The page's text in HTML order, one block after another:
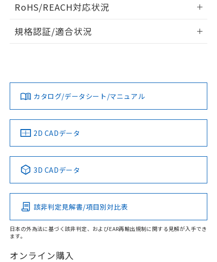
ドすることができます。
ログイン/会員登録
ダウンロードデータをご利用いただく前に、以下を必ずお読
みください。
ソフトウェアの使用条件
RoHS/REACH対応状況
EU RoHS 注意事項・凡例
対応済み
中国 RoHS 注意事項・凡例
Pb Hg Cd Cr(VI)
O
在庫等で未対応品が混在する可能性があります。
規格認証/適合状況
LR型式承認
（イギリス
船舶規格）
DNV型式承認
（ノルウェー
BV型式承認
（フランス
KR型式
（韓国
No No No No
この製品の規格認証/適合状況ページへ
その他の認証はこちらのページからご検索ください
カタログ/データシート/マニュアル
2D CADデータ
3D CADデータ
該非判定見解書/項目別対比表
日本の外為法に基づく該非判定、およびEAR再輸出規制に関する見解が入手でき
ます。
オンライン購入
物質の対応では、対応完了までの期間は出
荷製品に未対応品が混在することから備考
欄に対応日を記載しておりました。
既に当社にて対応品への在庫切替を完了